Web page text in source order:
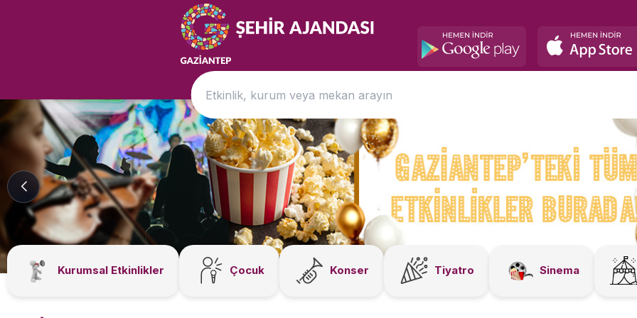
Kurumsal Etkinlikler Çocuk Konser Tiyatro Sinema